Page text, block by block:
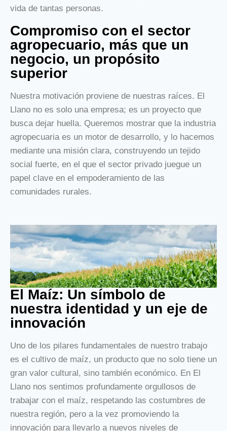
vida de tantas personas.
Compromiso con el sector
agropecuario, más que un
negocio, un propósito
superior
Nuestra motivación proviene de nuestras raíces. El
Llano no es solo una empresa; es un proyecto que
busca dejar huella. Queremos mostrar que la industria
agropecuaria es un motor de desarrollo, y lo hacemos
mediante una misión clara, construyendo un tejido
social fuerte, en el que el sector privado juegue un
papel clave en el empoderamiento de las
comunidades rurales.
El Maíz: Un símbolo de
nuestra identidad y un eje de
innovación
Uno de los pilares fundamentales de nuestro trabajo
es el cultivo de maíz, un producto que no solo tiene un
gran valor cultural, sino también económico. En El
Llano nos sentimos profundamente orgullosos de
trabajar con el maíz, respetando las costumbres de
nuestra región, pero a la vez promoviendo la
innovación para llevarlo a nuevos niveles de